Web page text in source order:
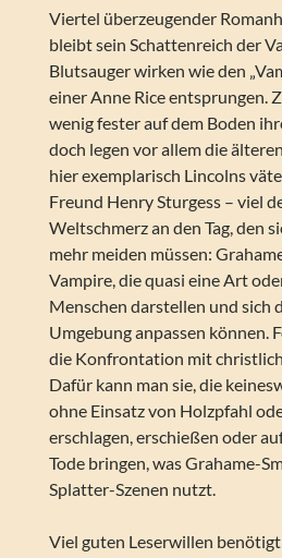
Viertel überzeugender
bleibt sein Schattenreich der
Blutsauger wirken wie den
einer Anne Rice entsprungen.
wenig fester auf dem Boden
doch legen vor allem die
hier exemplarisch Lincolns
Freund Henry Sturgess – viel
Weltschmerz an den Tag, den
mehr meiden müssen:
Vampire, die quasi eine Art
Menschen darstellen und sich
Umgebung anpassen können.
die Konfrontation mit
Dafür kann man sie, die
ohne Einsatz von Holzpfahl
erschlagen, erschießen oder
Tode bringen, was Grahame-
Splatter-Szenen nutzt.
Viel guten Leserwillen